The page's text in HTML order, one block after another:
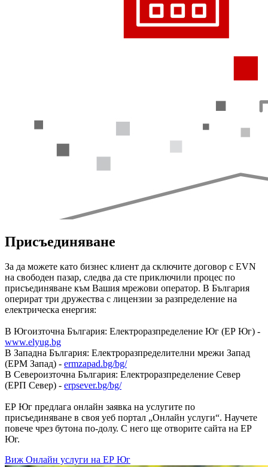
Присъединяване
За да можете като бизнес клиент да сключите договор с EVN
на свободен пазар, следва да сте приключили процес по
присъединяване към Вашия мрежови оператор. В България
оперират три дружества с лицензии за разпределение на
електрическа енергия:
В Югоизточна България: Електроразпределение Юг (ЕР Юг) -
www.elyug.bg
В Западна България: Електроразпределителни мрежи Запад
(ЕРМ Запад) - ermzapad.bg/bg/
В Североизточна България: Електроразпределение Север
(ЕРП Север) - erpsever.bg/bg/
ЕР Юг предлага онлайн заявка на услугите по
присъединяване в своя уеб портал „Онлайн услуги“. Научете
повече чрез бутона по-долу. С него ще отворите сайта на ЕР
Юг.
Виж Онлайн услуги на ЕР Юг